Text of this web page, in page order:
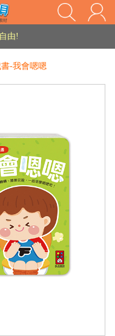
家長樂了!「風車書版集團暨FOOD超人企業總部」目前正興建中!
由!
由!
購物流程說明』
-我會嗯嗯